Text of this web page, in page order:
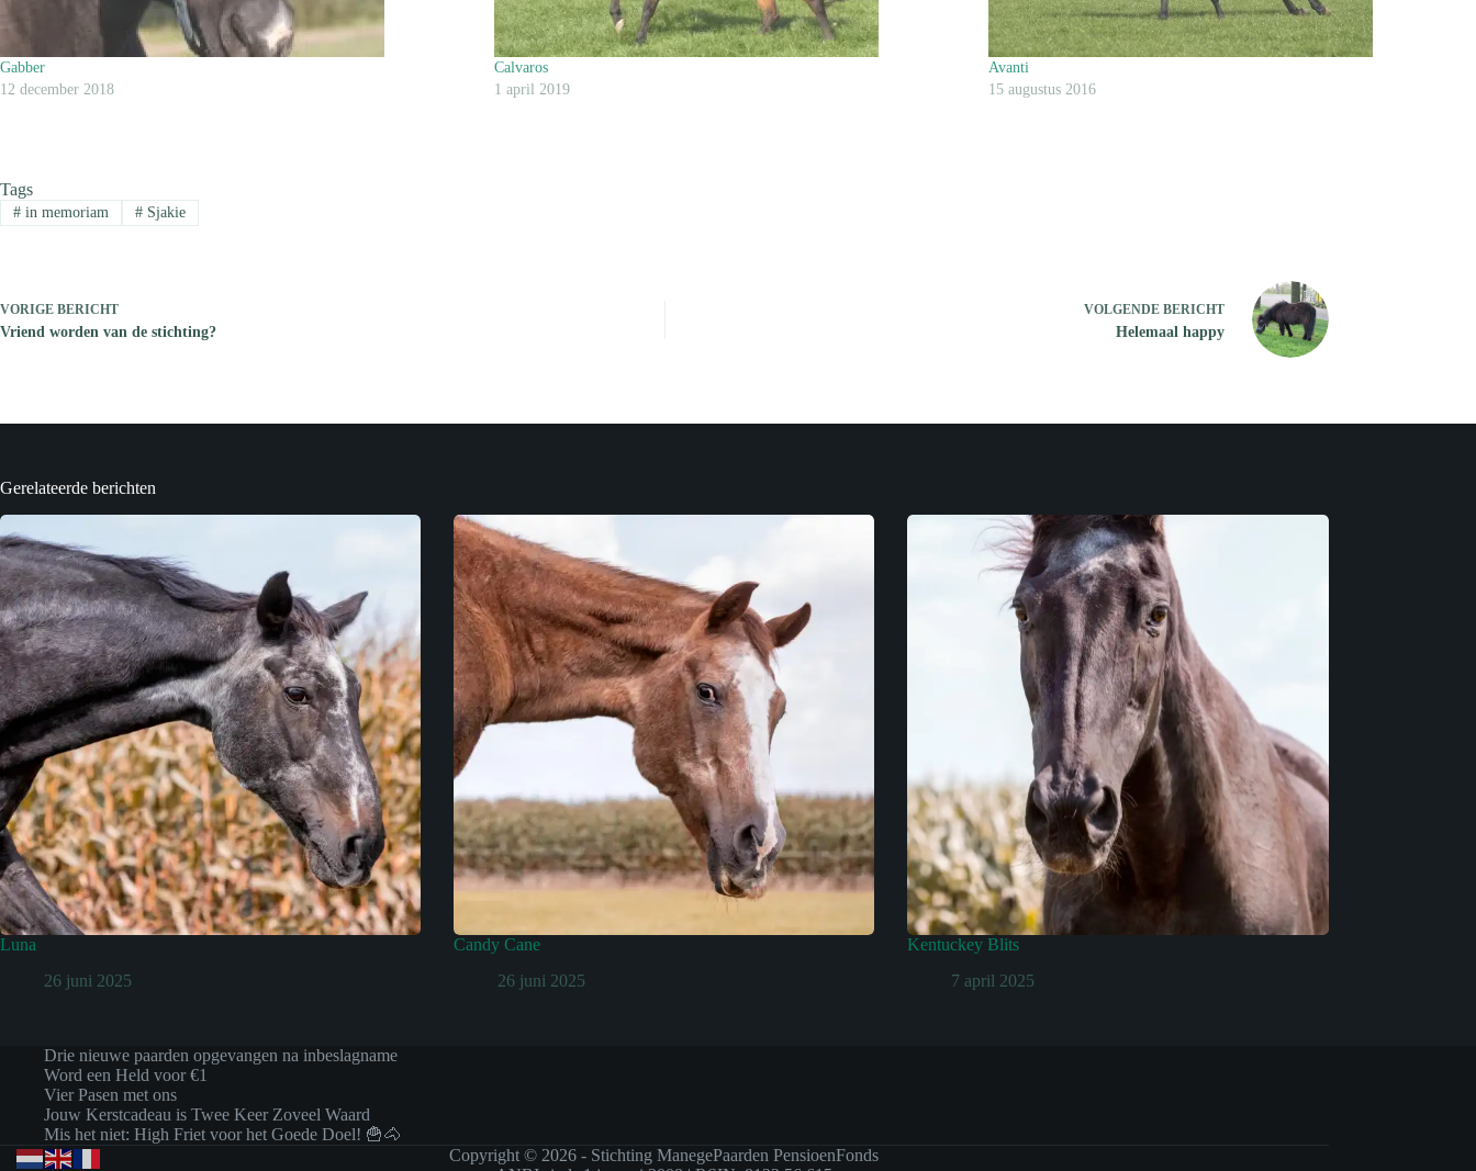
Gabber
12 december 2018
Calvaros
1 april 2019
Avanti
15 augustus 2016
Tags
#in memoriam #Sjakie
VORIGE BERICHT
Vriend worden van de stichting?
VOLGENDE BERICHT
Helemaal happy
Gerelateerde berichten
Luna
26 juni 2025
Candy Cane
26 juni 2025
Kentuckey Blits
7 april 2025
Drie nieuwe paarden opgevangen na inbeslagname
Word een Held voor €1
Vier Pasen met ons
Jouw Kerstcadeau is Twee Keer Zoveel Waard
Mis het niet: High Friet voor het Goede Doel! 🍟🐴
Copyright © 2026 - Stichting ManegePaarden PensioenFonds